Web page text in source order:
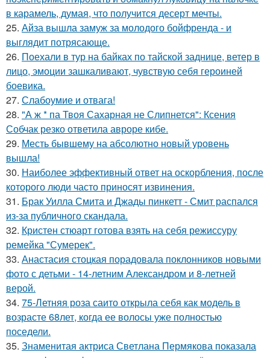
в карамель, думая, что получится десерт мечты.
25. Айза вышла замуж за молодого бойфренда - и
выглядит потрясающе.
26. Поехали в тур на байках по тайской заднице, ветер в
лицо, эмоции зашкаливают, чувствую себя героиней
боевика.
27. Слабоумие и отвага!
28. "А ж * па Твоя Сахарная не Слипнется": Ксения
Собчак резко ответила авроре кибе.
29. Месть бывшему на абсолютно новый уровень
вышла!
30. Наиболее эффективный ответ на оскорбления, после
которого люди часто приносят извинения.
31. Брак Уилла Смита и Джады пинкетт - Смит распался
из-за публичного скандала.
32. Кристен стюарт готова взять на себя режиссуру
ремейка "Сумерек".
33. Анастасия стоцкая порадовала поклонников новыми
фото с детьми - 14-летним Александром и 8-летней
верой.
34. 75-Летняя роза саито открыла себя как модель в
возрасте 68лет, когда ее волосы уже полностью
поседели.
35. Знаменитая актриса Светлана Пермякова показала